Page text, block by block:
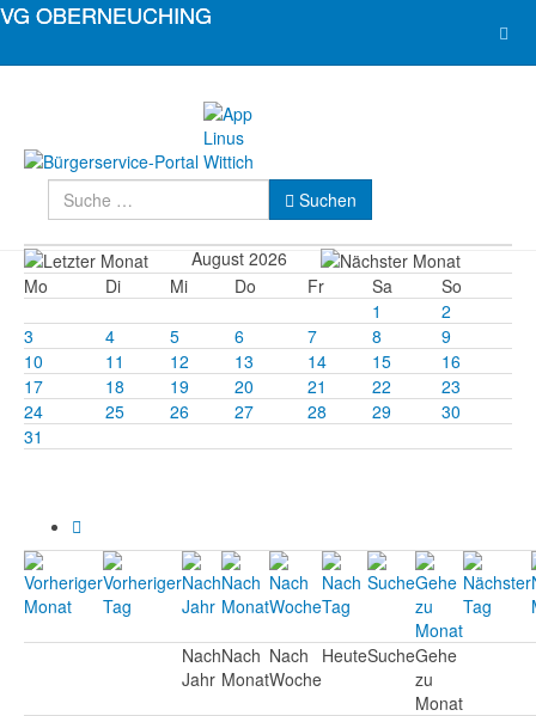
Suchen Suchen
August 2026
Mo
Di Mi Do Fr Sa
So
1
2
3
4 5 6 7 8
9
10
11 12 13 14 15
16
17
18 19 20 21 22
23
24
25 26 27 28 29
30
31
Nach
Jahr
Nach
Monat
Nach
Woche
HeuteSucheGehe
zu
Monat